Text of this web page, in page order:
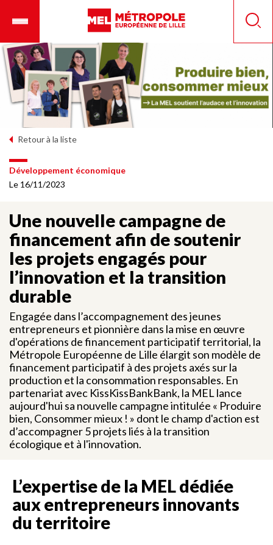
principal
mobile
Retour à la liste
Développement économique
Le 16/11/2023
Une nouvelle campagne de
financement afin de soutenir
les projets engagés pour
l’innovation et la transition
durable
Engagée dans l’accompagnement des jeunes
entrepreneurs et pionnière dans la mise en œuvre
d'opérations de financement participatif territorial, la
Métropole Européenne de Lille élargit son modèle de
financement participatif à des projets axés sur la
production et la consommation responsables. En
partenariat avec KissKissBankBank, la MEL lance
aujourd'hui sa nouvelle campagne intitulée « Produire
bien, Consommer mieux ! » dont le champ d'action est
d’accompagner 5 projets liés à la transition
écologique et à l'innovation.
L’expertise de la MEL dédiée
aux entrepreneurs innovants
du territoire
Panneau de gestion des cookies